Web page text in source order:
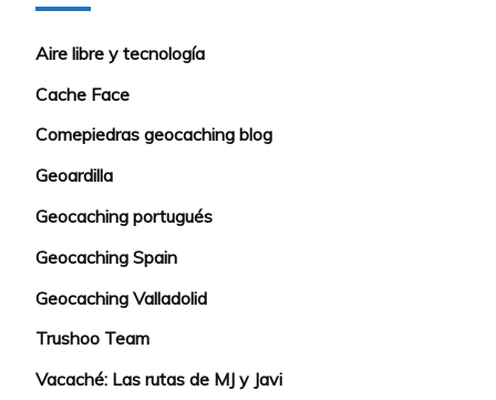
Aire libre y tecnología
Cache Face
Comepiedras geocaching blog
Geoardilla
Geocaching portugués
Geocaching Spain
Geocaching Valladolid
Trushoo Team
Vacaché: Las rutas de MJ y Javi